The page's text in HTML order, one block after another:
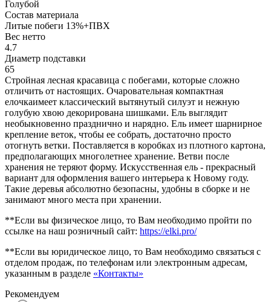
Голубой
Состав материала
Литые побеги 13%+ПВХ
Вес нетто
4.7
Диаметр подставки
65
Стройная лесная красавица с побегами, которые сложно
отличить от настоящих. Очаровательная компактная
елочкаимеет классический вытянутый силуэт и нежную
голубую хвою декорирована шишками. Ель выглядит
необыкновенно празднично и нарядно. Ель имеет шарнирное
крепление веток, чтобы ее собрать, достаточно просто
отогнуть ветки. Поставляется в коробках из плотного картона,
предполагающих многолетнее хранение. Ветви после
хранения не теряют форму. Искусственная ель - прекрасный
вариант для оформления вашего интерьера к Новому году.
Такие деревья абсолютно безопасны, удобны в сборке и не
занимают много места при хранении.
**Если вы физическое лицо, то Вам необходимо пройти по
ссылке на наш розничный сайт: https://elki.pro/
**Если вы юридическое лицо, то Вам необходимо связаться с
отделом продаж, по телефонам или электронным адресам,
указанным в разделе «Контакты»
Рекомендуем